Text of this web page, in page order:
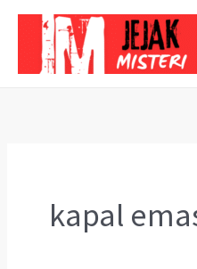
Skip
content
kapal